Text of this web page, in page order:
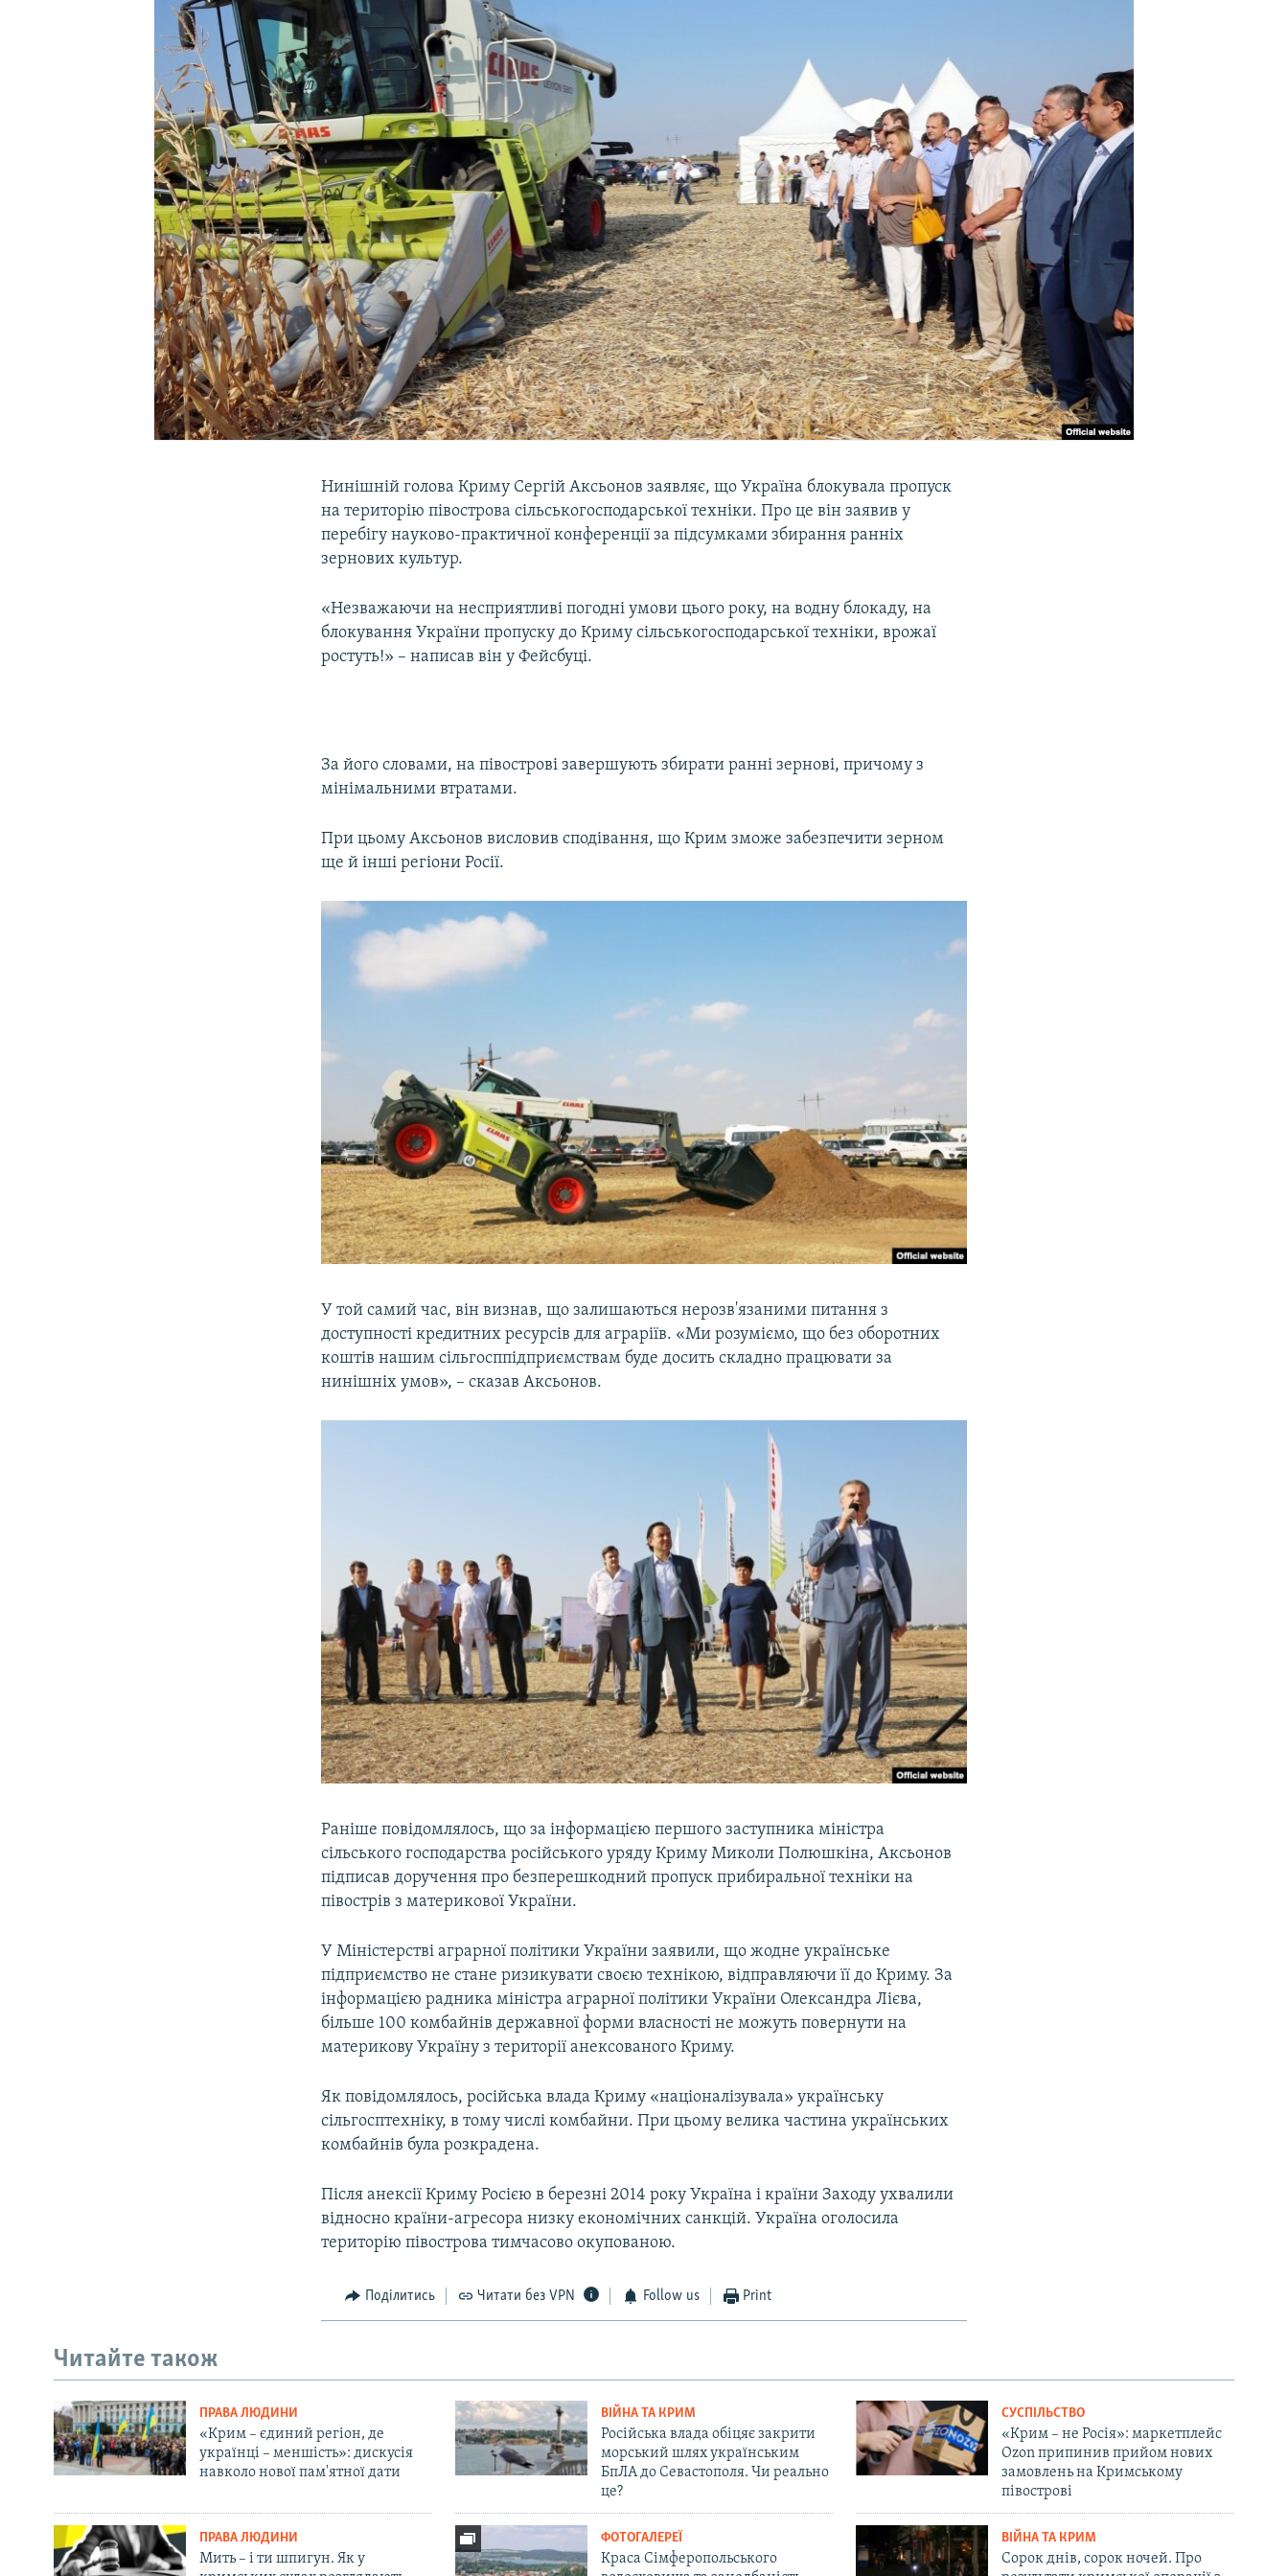
УКРАЇНСЬКА ПРОБЛЕМА КРИМУ
Нинішній голова Криму Сергій Аксьонов заявляє, що Україна блокувала пропуск
на територію півострова сільськогосподарської техніки. Про це він заявив у
перебігу науково-практичної конференції за підсумками збирання ранніх
зернових культур.
«Незважаючи на несприятливі погодні умови цього року, на водну блокаду, на
блокування України пропуску до Криму сільськогосподарської техніки, врожаї
ростуть!» – написав він у Фейсбуці.
За його словами, на півострові завершують збирати ранні зернові, причому з
мінімальними втратами.
При цьому Аксьонов висловив сподівання, що Крим зможе забезпечити зерном
ще й інші регіони Росії.
У той самий час, він визнав, що залишаються нерозв'язаними питання з
доступності кредитних ресурсів для аграріїв. «Ми розуміємо, що без оборотних
коштів нашим сільгосппідприємствам буде досить складно працювати за
нинішніх умов», – сказав Аксьонов.
Раніше повідомлялось, що за інформацією першого заступника міністра
сільського господарства російського уряду Криму Миколи Полюшкіна, Аксьонов
підписав доручення про безперешкодний пропуск прибиральної техніки на
півострів з материкової України.
У Міністерстві аграрної політики України заявили, що жодне українське
підприємство не стане ризикувати своєю технікою, відправляючи її до Криму. За
інформацією радника міністра аграрної політики України Олександра Лієва,
більше 100 комбайнів державної форми власності не можуть повернути на
материкову Україну з території анексованого Криму.
Як повідомлялось, російська влада Криму «націоналізувала» українську
сільгосптехніку, в тому числі комбайни. При цьому велика частина українських
комбайнів була розкрадена.
Після анексії Криму Росією в березні 2014 року Україна і країни Заходу ухвалили
відносно країни-агресора низку економічних санкцій. Україна оголосила
територію півострова тимчасово окупованою.
Поділитись Читати без VPN Follow us Print
Читайте також
ПРАВА ЛЮДИНИ
«Крим – єдиний регіон, де
українці – меншість»: дискусія
навколо нової пам'ятної дати
ВІЙНА ТА КРИМ
Російська влада обіцяє закрити
морський шлях українським
БпЛА до Севастополя. Чи реально
це?
СУСПІЛЬСТВО
«Крим – не Росія»: маркетплейс
Ozon припинив прийом нових
замовлень на Кримському
півострові
ПРАВА ЛЮДИНИ
Мить – і ти шпигун. Як у
ФОТОГАЛЕРЕЇ
Краса Сімферопольського
ВІЙНА ТА КРИМ
Сорок днів, сорок ночей. Про